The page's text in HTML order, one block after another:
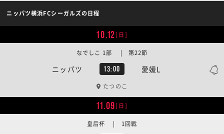
ニッパツ横浜FCシーガルズの日程
10.12[日]
ニッパツ 13:00 愛媛L
なでしこ 1部 | 第22節
たつのこ
11.09[日]
皇后杯 | 1回戦